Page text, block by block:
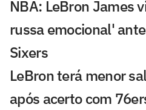
NBA: LeBron James
russa emocional'
Sixers
LeBron terá menor
após acerto com